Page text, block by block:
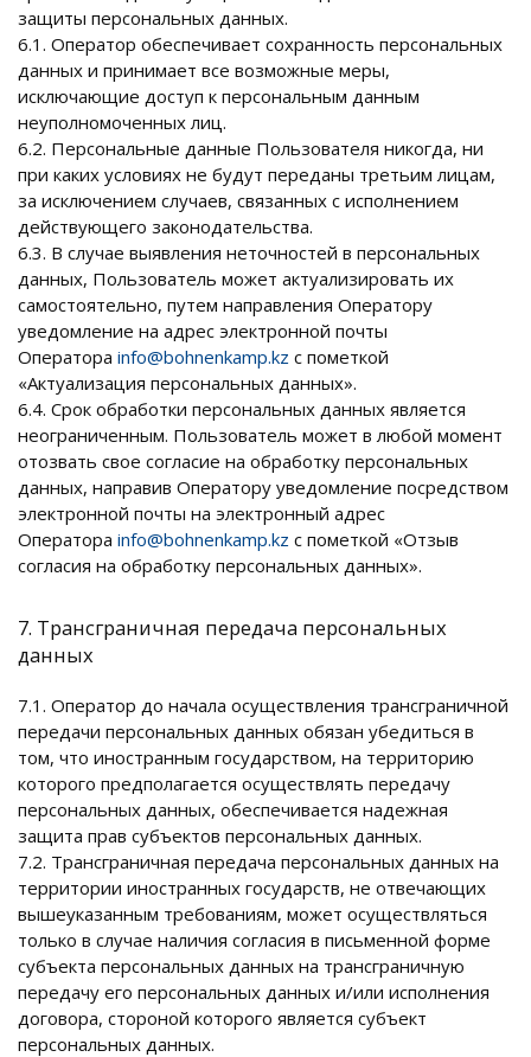
защиты персональных данных.
6.1. Оператор обеспечивает сохранность персональных
данных и принимает все возможные меры,
исключающие доступ к персональным данным
неуполномоченных лиц.
6.2. Персональные данные Пользователя никогда, ни
при каких условиях не будут переданы третьим лицам,
за исключением случаев, связанных с исполнением
действующего законодательства.
6.3. В случае выявления неточностей в персональных
данных, Пользователь может актуализировать их
самостоятельно, путем направления Оператору
уведомление на адрес электронной почты
Оператора info@bohnenkamp.kz с пометкой
«Актуализация персональных данных».
6.4. Срок обработки персональных данных является
неограниченным. Пользователь может в любой момент
отозвать свое согласие на обработку персональных
данных, направив Оператору уведомление посредством
электронной почты на электронный адрес
Оператора info@bohnenkamp.kz с пометкой «Отзыв
согласия на обработку персональных данных».
7. Трансграничная передача персональных
данных
7.1. Оператор до начала осуществления трансграничной
передачи персональных данных обязан убедиться в
том, что иностранным государством, на территорию
которого предполагается осуществлять передачу
персональных данных, обеспечивается надежная
защита прав субъектов персональных данных.
7.2. Трансграничная передача персональных данных на
территории иностранных государств, не отвечающих
вышеуказанным требованиям, может осуществляться
только в случае наличия согласия в письменной форме
субъекта персональных данных на трансграничную
передачу его персональных данных и/или исполнения
договора, стороной которого является субъект
персональных данных.